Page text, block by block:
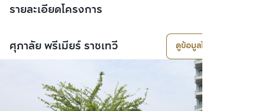
รายละเอียดโครงการ
ศุภาลัย พรีเมียร์ ราชเทวี ดูข้อมูลโครงการ